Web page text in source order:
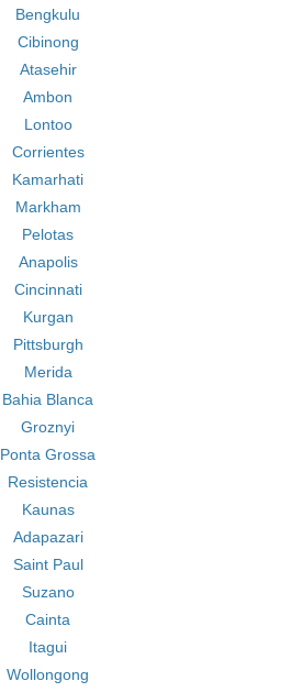
Bengkulu
Cibinong
Atasehir
Ambon
Lontoo
Corrientes
Kamarhati
Markham
Pelotas
Anapolis
Cincinnati
Kurgan
Pittsburgh
Merida
Bahia Blanca
Groznyi
Ponta Grossa
Resistencia
Kaunas
Adapazari
Saint Paul
Suzano
Cainta
Itagui
Wollongong